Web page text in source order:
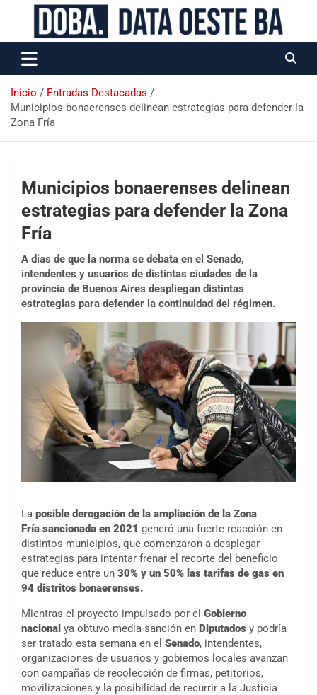
Data Oeste BA
Inicio
Entradas Destacadas
Municipios bonaerenses delinean estrategias para defender la
Zona Fría
Municipios bonaerenses delinean
estrategias para defender la Zona
Fría
A días de que la norma se debata en el Senado,
intendentes y usuarios de distintas ciudades de la
provincia de Buenos Aires despliegan distintas
estrategias para defender la continuidad del régimen.
La posible derogación de la ampliación de la Zona
Fría sancionada en 2021 generó una fuerte reacción en
distintos municipios, que comenzaron a desplegar
estrategias para intentar frenar el recorte del beneficio
que reduce entre un 30% y un 50% las tarifas de gas en
94 distritos bonaerenses.
Mientras el proyecto impulsado por el Gobierno
nacional ya obtuvo media sanción en Diputados y podría
ser tratado esta semana en el Senado, intendentes,
organizaciones de usuarios y gobiernos locales avanzan
con campañas de recolección de firmas, petitorios,
movilizaciones y la posibilidad de recurrir a la Justicia